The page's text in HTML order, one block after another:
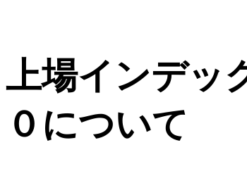
上場インデッ
０について